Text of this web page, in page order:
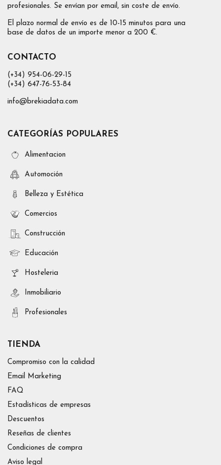
profesionales. Se envían por email, sin coste de envío.
El plazo normal de envío es de 10-15 minutos para una
base de datos de un importe menor a 200 €.
CONTACTO
(+34) 954-06-29-15
(+34) 647-76-53-84
info@brekiadata.com
CATEGORÍAS POPULARES
Alimentacion
Automoción
Belleza y Estética
Comercios
Construcción
Educación
Hosteleria
Inmobiliario
Profesionales
TIENDA
Compromiso con la calidad
Email Marketing
FAQ
Estadísticas de empresas
Descuentos
Reseñas de clientes
Condiciones de compra
Aviso legal